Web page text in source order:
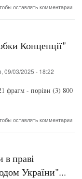
оставлять комментарии
Концепції"
09/03/2025 - 18:22
оставлять комментарии
в праві
України"...